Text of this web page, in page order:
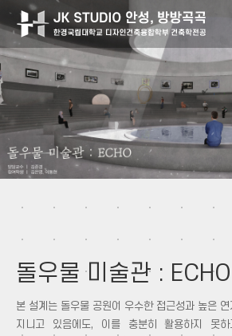
돌우물 미술관 : ECHO
본 설계는 돌우물 공원이 우수한 접근성과 높은
지니고 있음에도, 이를 충분히 활용하지 못하